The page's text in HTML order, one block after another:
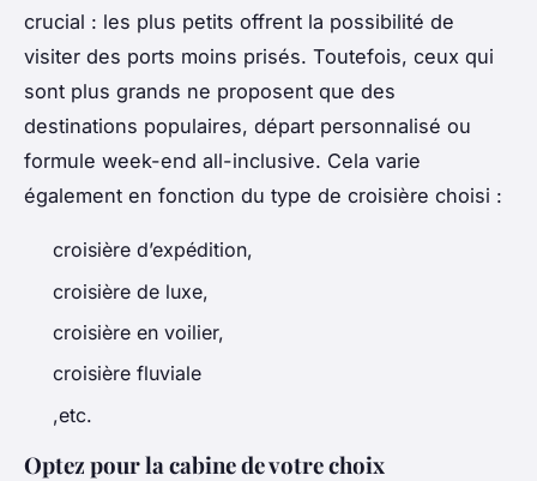
crucial : les plus petits offrent la possibilité de
visiter des ports moins prisés. Toutefois, ceux qui
sont plus grands ne proposent que des
destinations populaires, départ personnalisé ou
formule week-end all-inclusive. Cela varie
également en fonction du type de croisière choisi :
croisière d’expédition,
croisière de luxe,
croisière en voilier,
croisière fluviale
,etc.
Optez pour la cabine de votre choix